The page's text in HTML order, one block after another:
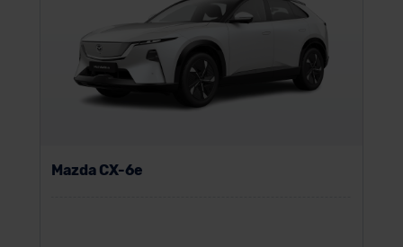
Mazda CX-6e